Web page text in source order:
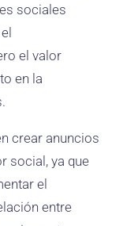
sociales
el valor
en la
crear anuncios
social, ya que
el
entre